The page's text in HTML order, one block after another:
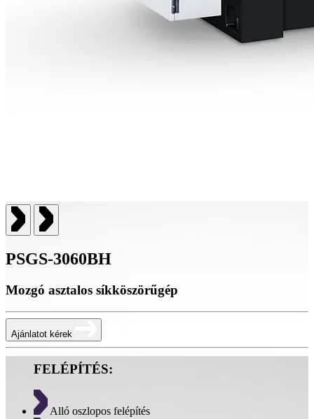
PSGS-3060BH
Mozgó asztalos síkköszörűgép
Ajánlatot kérek
FELÉPÍTÉS:
Alló oszlopos felépítés